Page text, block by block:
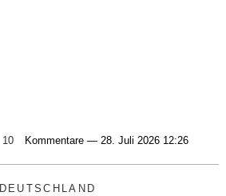
10 Kommentare — 28. Juli 2026 12:26
DEUTSCHLAND